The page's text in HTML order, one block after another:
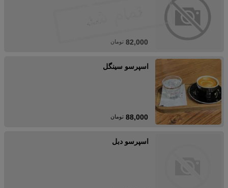
82,000 تومان
اسپرسو سینگل
88,000 تومان
اسپرسو دبل